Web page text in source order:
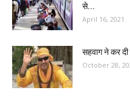
से...
April 16, 2021
सहवाग ने कर दी
October 28,